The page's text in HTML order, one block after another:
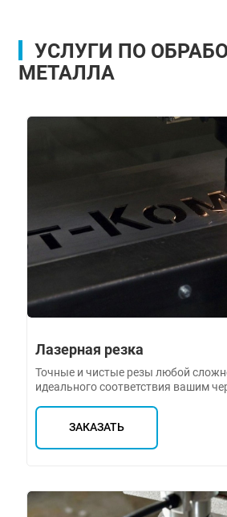
УСЛУГИ ПО
МЕТАЛЛА
Лазерная резка
Точные и чистые резы любой
идеального соответствия вашим
ЗАКАЗАТЬ